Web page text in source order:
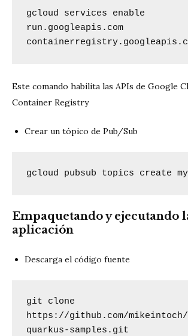
gcloud services enable
run.googleapis.com
Este comando habilita las APIs de Google
Container Registry
Crear un tópico de Pub/Sub
gcloud pubsub topics create
Empaquetando y ejecutando
aplicación
Descarga el código fuente
git clone
https://github.com/mikeintoch/
quarkus-samples.git